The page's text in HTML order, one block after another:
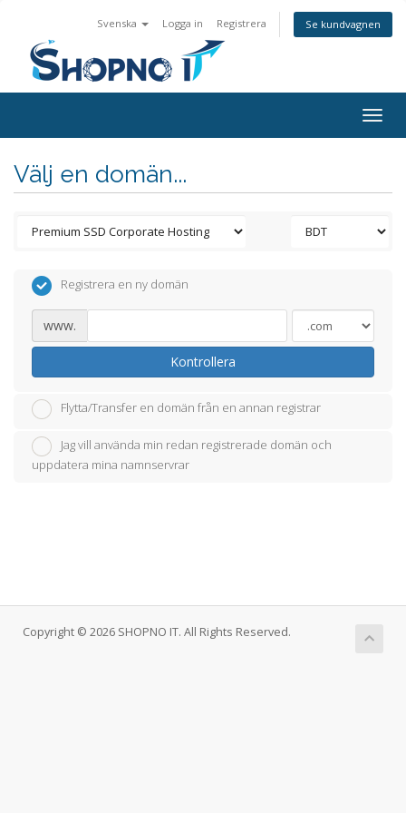
Svenska Logga in Registrera Se kundvagnen
Välj en domän...
Registrera en ny domän
www.
Kontrollera
Flytta/Transfer en domän från en annan registrar
Jag vill använda min redan registrerade domän och
uppdatera mina namnservrar
Copyright © 2026 SHOPNO IT. All Rights Reserved.